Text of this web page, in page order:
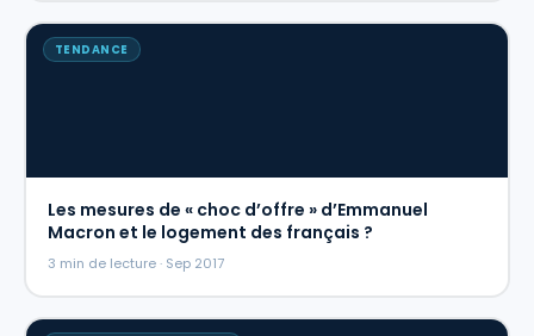
TENDANCE
Les mesures de « choc d’offre » d’Emmanuel
Macron et le logement des français ?
3 min de lecture · Sep 2017